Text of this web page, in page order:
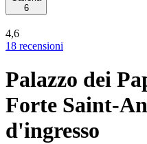
6
4,6
18 recensioni
Palazzo dei
Forte Saint-
d'ingresso